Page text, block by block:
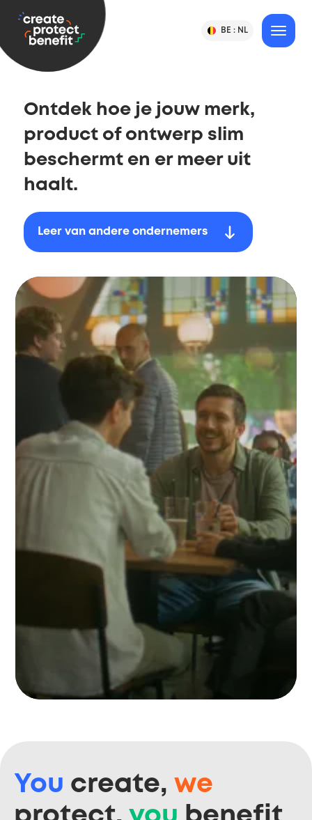
CPB
Benefit
MENU
BE : NL
Verander
Ontdek hoe je jouw merk,
product of ontwerp slim
beschermt en er meer uit
haalt.
Leer van andere ondernemers
You create, we